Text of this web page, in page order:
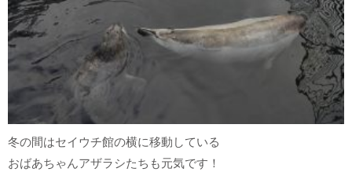
冬の間はセイウチ館の横に移動している
おばあちゃんアザラシたちも元気です！